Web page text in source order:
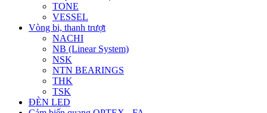
TONE
VESSEL
Vòng bi, thanh trượt
NACHI
NB (Linear System)
NSK
NTN BEARINGS
THK
TSK
ĐÈN LED